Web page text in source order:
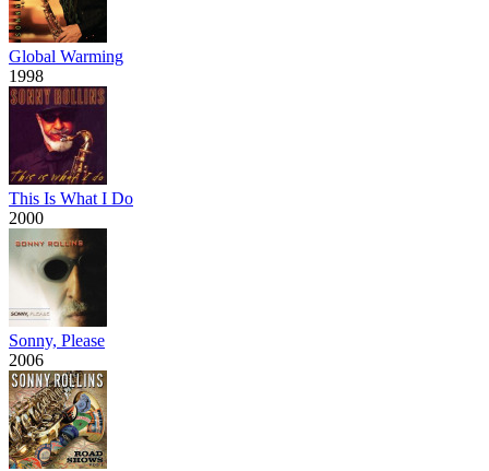
Global Warming
1998
This Is What I Do
2000
Sonny, Please
2006